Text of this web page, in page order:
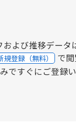
および推移データ
規登録（無料） で閲
ですぐにご登録い